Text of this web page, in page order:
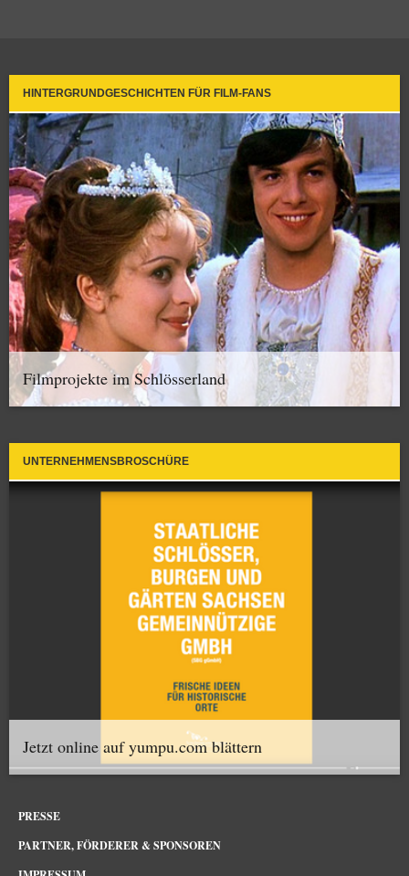
HINTERGRUNDGESCHICHTEN FÜR FILM-FANS
Filmprojekte im Schlösserland
UNTERNEHMENSBROSCHÜRE
Jetzt online auf yumpu.com blättern
PRESSE
PARTNER, FÖRDERER & SPONSOREN